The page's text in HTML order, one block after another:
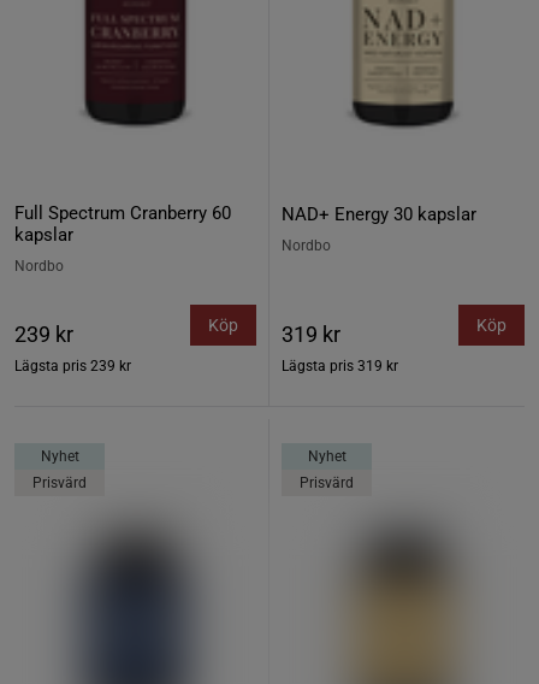
Full Spectrum Cranberry 60
kapslar
Nordbo
239 kr
Lägsta pris 239 kr
Köp
NAD+ Energy 30 kapslar
Nordbo
319 kr
Lägsta pris 319 kr
Köp
Nyhet
Prisvärd
Nyhet
Prisvärd